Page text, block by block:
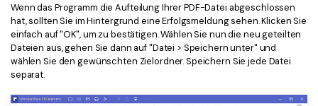
Wenn das Programm die Aufteilung Ihrer PDF-Datei abgeschlossen
hat, sollten Sie im Hintergrund eine Erfolgsmeldung sehen. Klicken Sie
einfach auf "OK", um zu bestätigen. Wählen Sie nun die neu geteilten
Dateien aus, gehen Sie dann auf "Datei > Speichern unter" und
wählen Sie den gewünschten Zielordner. Speichern Sie jede Datei
separat.